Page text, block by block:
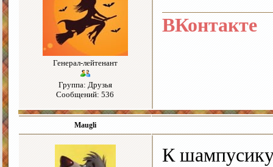
Генерал-лейтенант
Группа: Друзья
Сообщений: 536
ВКонтакте
Maugli
К